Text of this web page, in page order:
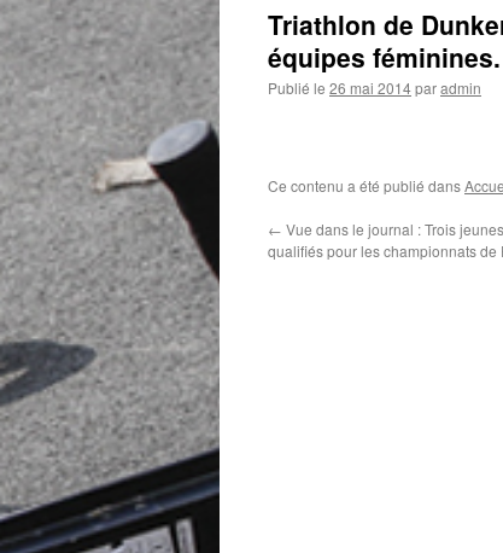
Triathlon de
équipes féminines.
Publié le 26 mai 2014paradmin
Ce contenu a été publié dans
← Vue dans le journal : Trois
qualifiés pour les championnats de